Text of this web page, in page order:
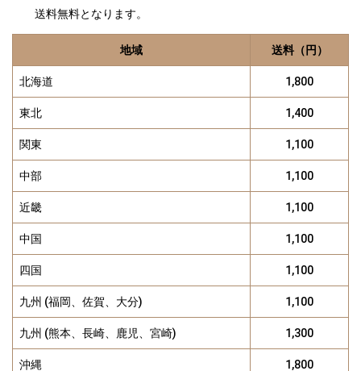
送料無料となります。
地域 送料（円）
北海道 1,800
東北 1,400
関東 1,100
中部 1,100
近畿 1,100
中国 1,100
四国 1,100
九州 (福岡、佐賀、大分) 1,100
九州 (熊本、長崎、鹿児、宮崎) 1,300
沖縄 1,800